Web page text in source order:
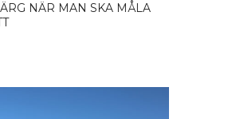
NÄR MAN SKA MÅLA